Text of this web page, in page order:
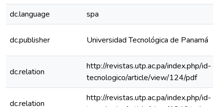
dc.language
spa
dc.publisher Universidad Tecnológica de Panamá
dc.relation
http://revistas.utp.ac.pa/index.php/id-
tecnologico/article/view/124/pdf
dc.relation
http://revistas.utp.ac.pa/index.php/id-